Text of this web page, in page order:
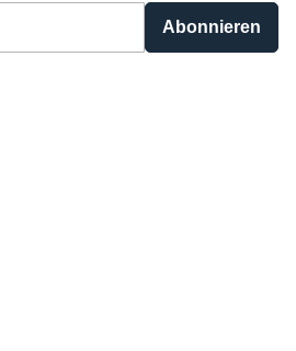
Abonnieren